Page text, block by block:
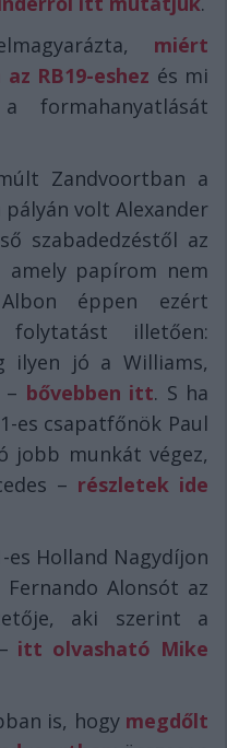
miért
RB19-eshez és mi
formahanyatlását
Zandvoortban a
volt Alexander
szabadedzéstől az
amely papírom nem
éppen ezért
illetően:
ilyen jó a Williams,
bővebben itt. S ha
es csapatfőnök Paul
jobb munkát végez,
– részletek ide
es Holland Nagydíjon
Alonsót az
aki szerint a
itt olvasható Mike
is, hogy megdőlt